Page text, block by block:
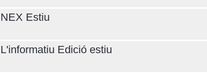
NEX Estiu
L'informatiu Edició estiu